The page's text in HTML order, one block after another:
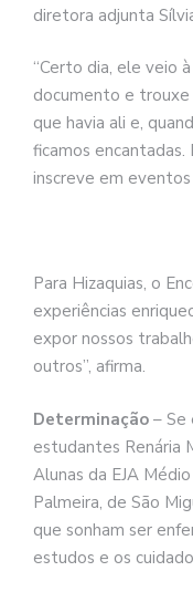
diretora adjunta
“Certo dia, ele veio
documento e trouxe
que havia ali e,
ficamos
inscreve em
Para Hizaquias, o
experiências
expor nossos
outros”, afirma.
Determinação – Se
estudantes Renária
Alunas da EJA
Palmeira, de São
que sonham ser
estudos e os